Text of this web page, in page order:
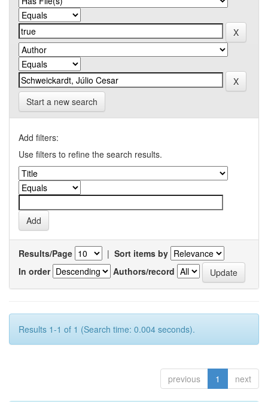
Start a new search
Add filters:
Use filters to refine the search results.
Results/Page | Sort items by
In order
Authors/record
Results 1-1 of 1 (Search time: 0.004 seconds).
previous 1 next